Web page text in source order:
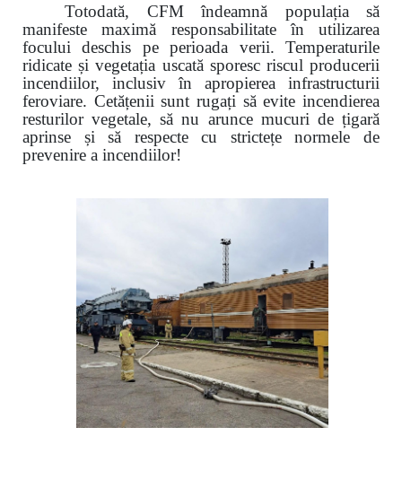
Totodată, CFM îndeamnă populația să
manifeste maximă responsabilitate în utilizarea
focului deschis pe perioada verii. Temperaturile
ridicate și vegetația uscată sporesc riscul producerii
incendiilor, inclusiv în apropierea infrastructurii
feroviare. Cetățenii sunt rugați să evite incendierea
resturilor vegetale, să nu arunce mucuri de țigară
aprinse și să respecte cu strictețe normele de
prevenire a incendiilor!